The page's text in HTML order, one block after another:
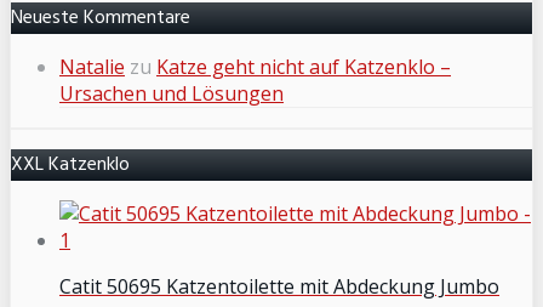
Neueste Kommentare
Natalie zu Katze geht nicht auf Katzenklo –
Ursachen und Lösungen
XXL Katzenklo
Catit 50695 Katzentoilette mit Abdeckung Jumbo